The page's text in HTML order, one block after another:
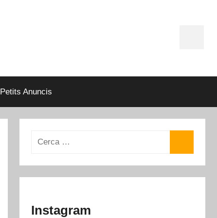
Petits Anuncis
Instagram